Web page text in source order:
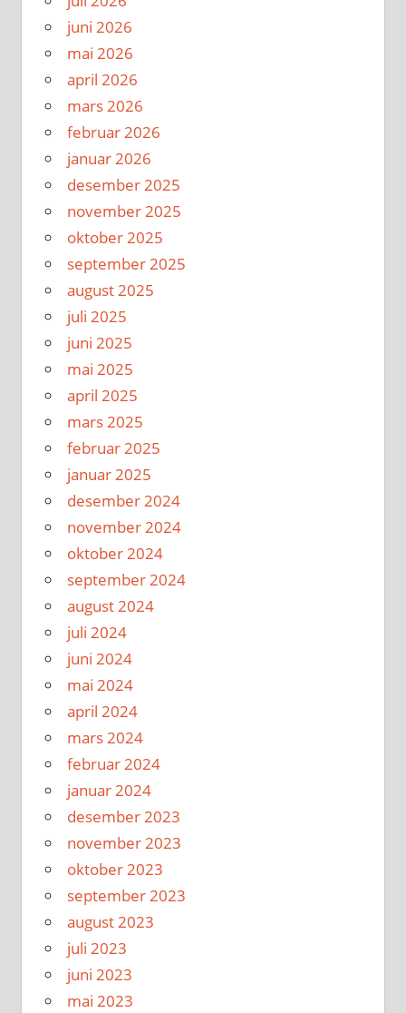
juni 2026
mai 2026
april 2026
mars 2026
februar 2026
januar 2026
desember 2025
november 2025
oktober 2025
september 2025
august 2025
juli 2025
juni 2025
mai 2025
april 2025
mars 2025
februar 2025
januar 2025
desember 2024
november 2024
oktober 2024
september 2024
august 2024
juli 2024
juni 2024
mai 2024
april 2024
mars 2024
februar 2024
januar 2024
desember 2023
november 2023
oktober 2023
september 2023
august 2023
juli 2023
juni 2023
mai 2023